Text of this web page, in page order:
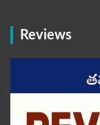
Reviews